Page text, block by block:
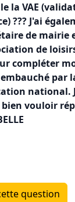
la VAE
??? J'ai
de mairie
de
compléter
par
national.
bien vouloir
question